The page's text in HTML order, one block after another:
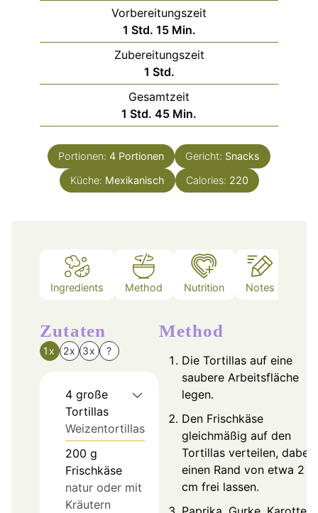
Vorbereitungszeit
1 Stunde
Std. 15Minuten
Min.
Zubereitungszeit
1 Stunde
Std.
Gesamtzeit
1 Stunde
Std. 45Minuten
Min.
Portionen: 4 Portionen Gericht: Snacks
Küche: Mexikanisch Calories: 220
Ingredients Method Nutrition Notes
Zutaten
1x 2x 3x ?
4 große
Tortillas
Weizentortillas
200 g
Frischkäse
natur oder mit
Kräutern
Method
Die Tortillas auf eine
saubere Arbeitsfläche
legen.
Den Frischkäse
gleichmäßig auf den
Tortillas verteilen, dabei
einen Rand von etwa 2
cm frei lassen.